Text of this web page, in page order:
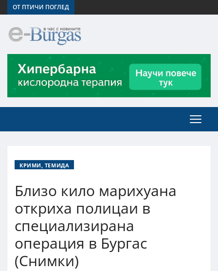
ОТ ПТИЧИ ПОГЛЕД
КРИМИ, ТЕМИДА
Близо кило марихуана
откриха полицаи в
специализирана
операция в Бургас
(Снимки)